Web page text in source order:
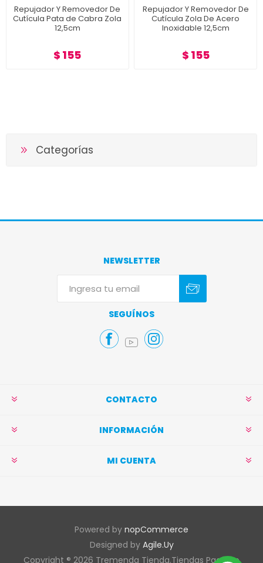
Repujador Y Removedor De
Cutícula Pata de Cabra Zola
12,5cm
$ 155
Repujador Y Removedor De
Cutícula Zola De Acero
Inoxidable 12,5cm
$ 155
Categorías
NEWSLETTER
SEGUÍNOS
CONTACTO
INFORMACIÓN
MI CUENTA
Powered by nopCommerce
Designed by Agile.Uy
Copyright ® 2026 Tremenda Tienda.Tiendas Pacífico